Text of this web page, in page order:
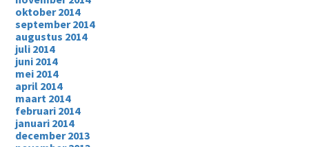
oktober 2014
september 2014
augustus 2014
juli 2014
juni 2014
mei 2014
april 2014
maart 2014
februari 2014
januari 2014
december 2013